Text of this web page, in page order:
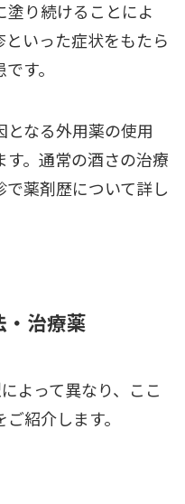
塗り続けることによ
いった症状をもたら
す。
なる外用薬の使用
。通常の酒さの治療
薬剤歴について詳し
・治療薬
よって異なり、ここ
紹介します。